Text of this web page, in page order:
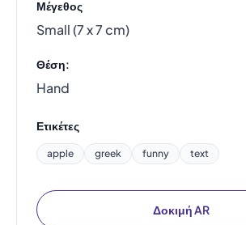
Μέγεθος
Small (7 x 7 cm)
Θέση:
Hand
Ετικέτες
apple greek funny text
Δοκιμή AR